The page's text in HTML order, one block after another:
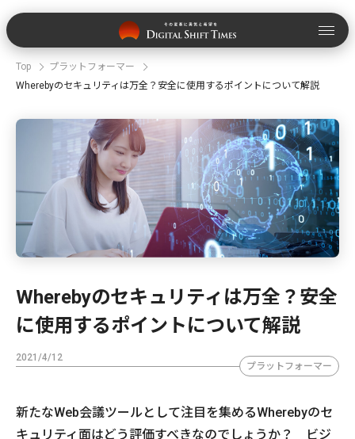
Top
プラットフォーマー
Wherebyのセキュリティは万全？安全に使用するポイントについて解説
Wherebyのセキュリティは万全？安全
に使用するポイントについて解説
2021/4/12
プラットフォーマー
新たなWeb会議ツールとして注目を集めるWherebyのセ
キュリティ面はどう評価すべきなのでしょうか？ ビジ